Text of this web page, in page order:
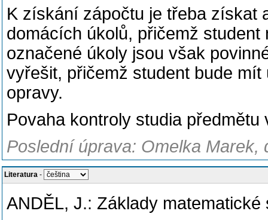
K získání zápočtu je třeba získat
domácích úkolů, přičemž
označené úkoly jsou však
vyřešit, přičemž student bude
opravy.
Povaha kontroly studia
Poslední úprava: Omelka Marek,
Literatura -
ANDĚL, J.: Základy